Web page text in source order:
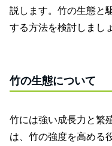
説します。竹の生態と
する方法を検討しまし
竹の生態について
竹には強い成長力と繁
は、竹の強度を高める